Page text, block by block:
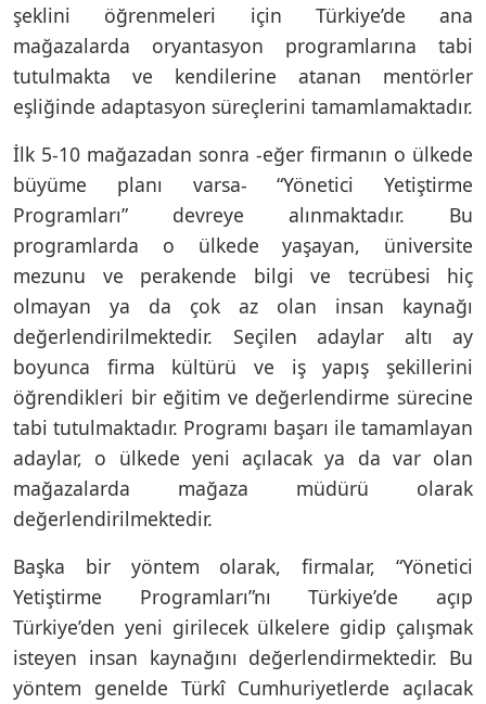
şeklini öğrenmeleri için Türkiye’de ana
mağazalarda oryantasyon programlarına tabi
tutulmakta ve kendilerine atanan mentörler
eşliğinde adaptasyon süreçlerini tamamlamaktadır.
İlk 5-10 mağazadan sonra -eğer firmanın o ülkede
büyüme planı varsa- “Yönetici Yetiştirme
Programları” devreye alınmaktadır. Bu
programlarda o ülkede yaşayan, üniversite
mezunu ve perakende bilgi ve tecrübesi hiç
olmayan ya da çok az olan insan kaynağı
değerlendirilmektedir. Seçilen adaylar altı ay
boyunca firma kültürü ve iş yapış şekillerini
öğrendikleri bir eğitim ve değerlendirme sürecine
tabi tutulmaktadır. Programı başarı ile tamamlayan
adaylar, o ülkede yeni açılacak ya da var olan
mağazalarda mağaza müdürü olarak
değerlendirilmektedir.
Başka bir yöntem olarak, firmalar, “Yönetici
Yetiştirme Programları”nı Türkiye’de açıp
Türkiye’den yeni girilecek ülkelere gidip çalışmak
isteyen insan kaynağını değerlendirmektedir. Bu
yöntem genelde Türkî Cumhuriyetlerde açılacak